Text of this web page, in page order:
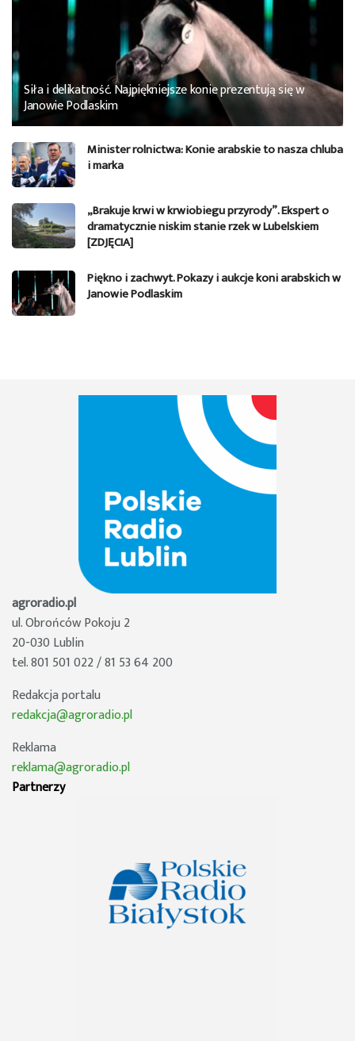
Siła i delikatność. Najpiękniejsze konie prezentują się w
Janowie Podlaskim
Minister rolnictwa: Konie arabskie to nasza chluba
i marka
„Brakuje krwi w krwiobiegu przyrody”. Ekspert o
dramatycznie niskim stanie rzek w Lubelskiem
[ZDJĘCIA]
Piękno i zachwyt. Pokazy i aukcje koni arabskich w
Janowie Podlaskim
agroradio.pl
ul. Obrońców Pokoju 2
20-030 Lublin
tel. 801 501 022 / 81 53 64 200
Redakcja portalu
redakcja@agroradio.pl
Reklama
reklama@agroradio.pl
Partnerzy